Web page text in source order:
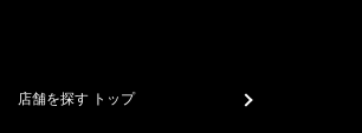
店舗を探す トップ